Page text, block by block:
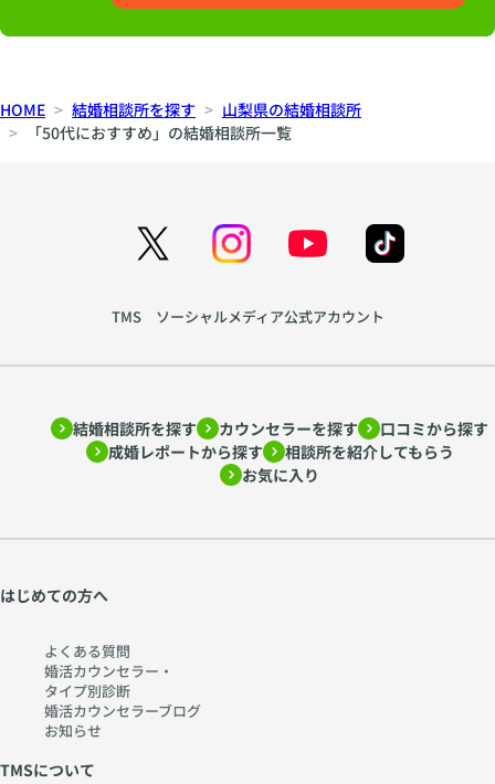
HOME 結婚相談所を探す
山梨県の結婚相談所
「50代におすすめ」の結婚相談所一覧
TMS ソーシャルメディア公式アカウント
結婚相談所を探す カウンセラーを探す
口コミから探す
成婚レポートから探す
相談所を紹介してもらう
お気に入り
はじめての方へ
よくある質問
婚活カウンセラー・
タイプ別診断
婚活カウンセラーブログ
お知らせ
TMSについて